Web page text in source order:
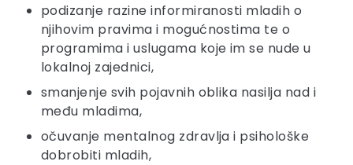
podizanje razine informiranosti mladih o
njihovim pravima i mogućnostima te o
programima i uslugama koje im se nude u
lokalnoj zajednici,
smanjenje svih pojavnih oblika nasilja nad i
među mladima,
očuvanje mentalnog zdravlja i psihološke
dobrobiti mladih,